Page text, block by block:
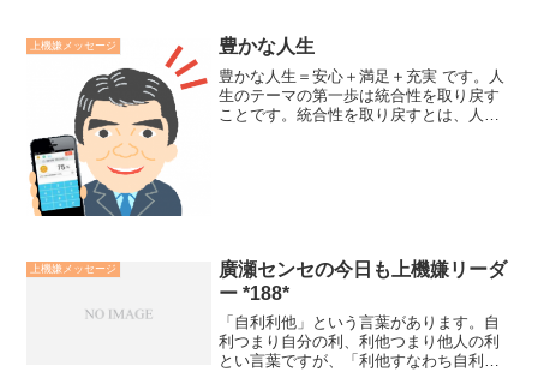
上機嫌メッセージ 豊かな人生
豊かな人生＝安心＋満足＋充実 です。人
生のテーマの第一歩は統合性を取り戻す
ことです。統合性を取り戻すとは、人生
上機嫌メッセージ
廣瀬センセの今日も上機嫌リーダ
ー *188*
「自利利他」という言葉があります。自
利つまり自分の利、利他つまり他人の利
とい言葉ですが、「利他すなわち自利」